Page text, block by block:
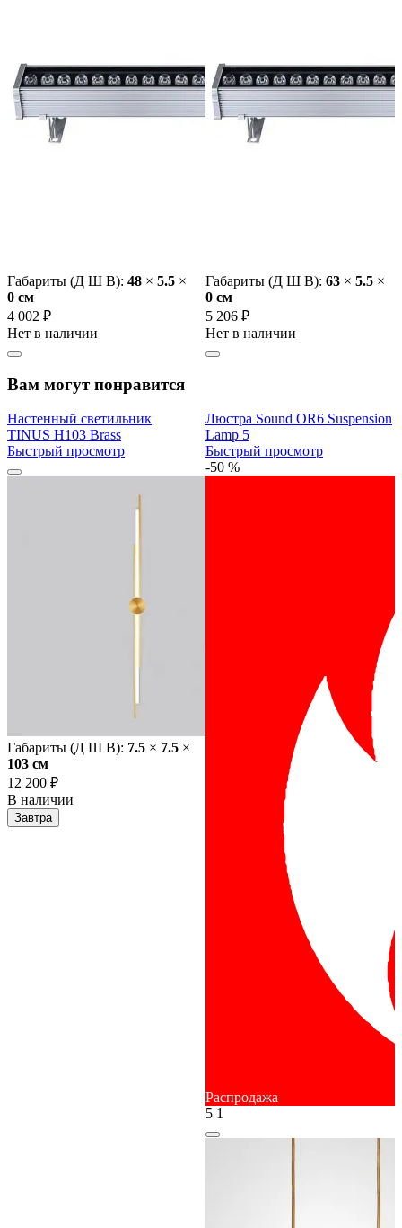
Габариты (Д Ш В): 48 × 5.5 ×
0 cм
4 002 ₽
Нет в наличии
Габариты (Д Ш В): 63 × 5.5 ×
0 cм
5 206 ₽
Нет в наличии
Вам могут понравится
Настенный светильник
TINUS H103 Brass
Быстрый просмотр
Габариты (Д Ш В): 7.5 × 7.5 ×
103 cм
12 200 ₽
В наличии
Завтра
Люстра Sound OR6 Suspension
Lamp 5
Быстрый просмотр
-50 %
Распродажа
5 1